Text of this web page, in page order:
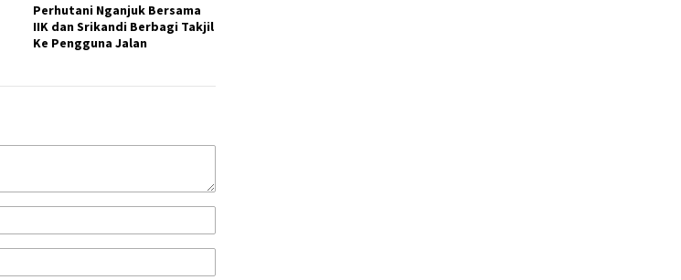
Perhutani Nganjuk Bersama
IIK dan Srikandi Berbagi Takjil
Ke Pengguna Jalan